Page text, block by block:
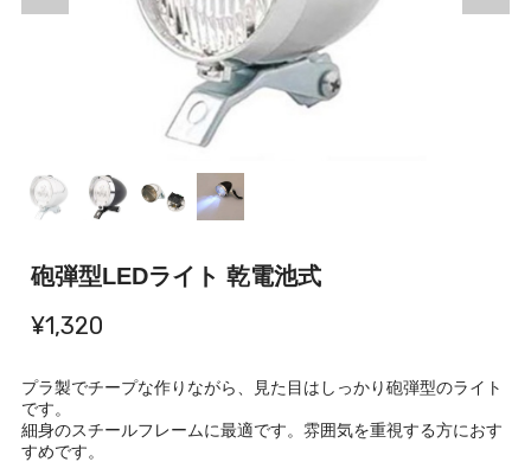
砲弾型LEDライト 乾電池式
¥1,320
プラ製でチープな作りながら、見た目はしっかり砲弾型のライト
です。
細身のスチールフレームに最適です。雰囲気を重視する方におす
すめです。